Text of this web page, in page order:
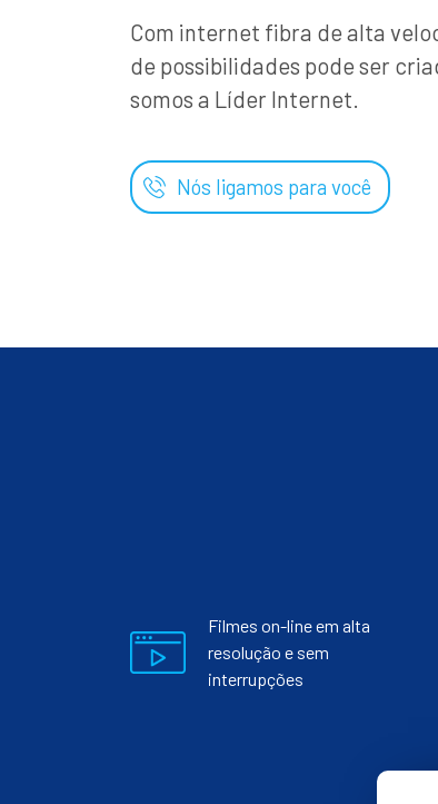
Com internet fibra de alta
de possibilidades pode ser
somos a Líder Internet.
Nós ligamos para você
Filmes on-line em alta
resolução e sem
interrupções